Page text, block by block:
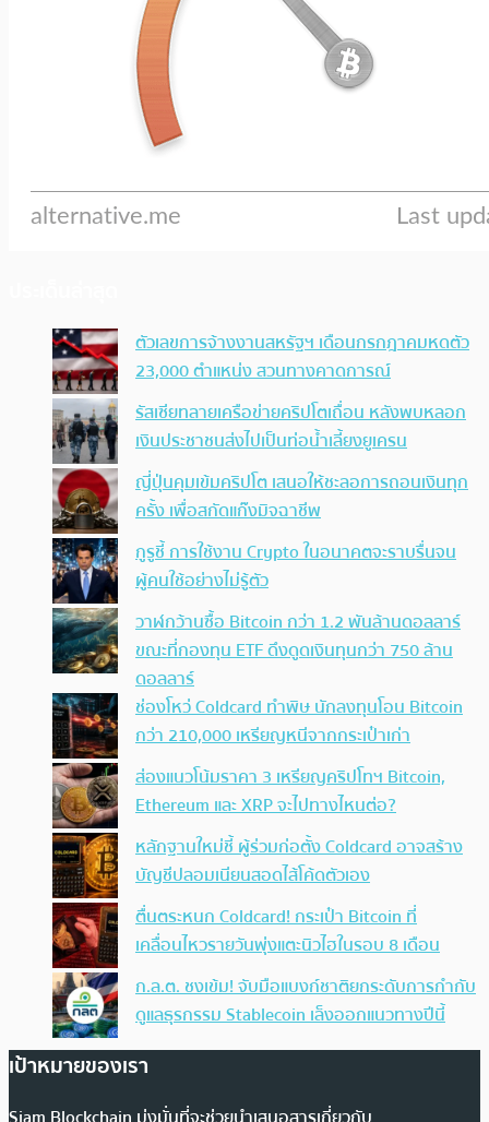
ตัวเลขการจ้างงานสหรัฐฯ เดือนกรกฎาคมหดตัว
23,000 ตำแหน่ง สวนทางคาดการณ์
รัสเซียทลายเครือข่ายคริปโตเถื่อน หลังพบหลอก
เงินประชาชนส่งไปเป็นท่อน้ำเลี้ยงยูเครน
ญี่ปุ่นคุมเข้มคริปโต เสนอให้ชะลอการถอนเงินทุก
ครั้ง เพื่อสกัดแก๊งมิจฉาชีพ
กูรูชี้ การใช้งาน Crypto ในอนาคตจะราบรื่นจน
ผู้คนใช้อย่างไม่รู้ตัว
วาฬกว้านซื้อ Bitcoin กว่า 1.2 พันล้านดอลลาร์
ขณะที่กองทุน ETF ดึงดูดเงินทุนกว่า 750 ล้าน
ดอลลาร์
ช่องโหว่ Coldcard ทำพิษ นักลงทุนโอน Bitcoin
กว่า 210,000 เหรียญหนีจากกระเป๋าเก่า
ส่องแนวโน้มราคา 3 เหรียญคริปโทฯ Bitcoin,
Ethereum และ XRP จะไปทางไหนต่อ?
หลักฐานใหม่ชี้ ผู้ร่วมก่อตั้ง Coldcard อาจสร้าง
บัญชีปลอมเนียนสอดไส้โค้ดตัวเอง
ตื่นตระหนก Coldcard! กระเป๋า Bitcoin ที่
เคลื่อนไหวรายวันพุ่งแตะนิวไฮในรอบ 8 เดือน
ก.ล.ต. ชงเข้ม! จับมือแบงก์ชาติยกระดับการกำกับ
ดูแลธุรกรรม Stablecoin เล็งออกแนวทางปีนี้
เป้าหมายของเรา